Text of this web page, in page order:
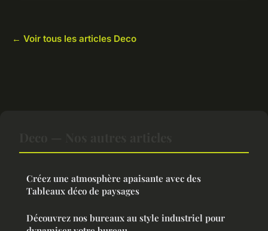
← Voir tous les articles Deco
Créez une atmosphère apaisante avec des
Tableaux déco de paysages
Découvrez nos bureaux au style industriel pour